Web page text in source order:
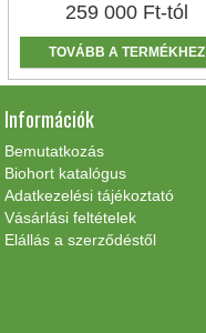
259 000 Ft-tól
TOVÁBB A TERMÉKHEZ
Információk
Bemutatkozás
Biohort katalógus
Adatkezelési tájékoztató
Vásárlási feltételek
Elállás a szerződéstől